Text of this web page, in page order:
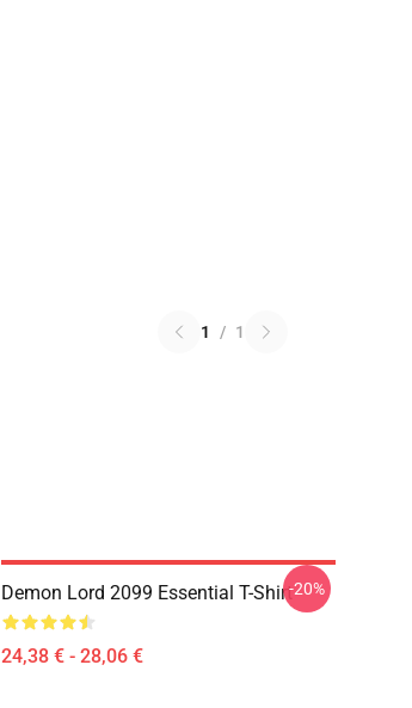
1 / 1
Demon Lord 2099 Essential T-Shirt
24,38 € - 28,06 €
-20%